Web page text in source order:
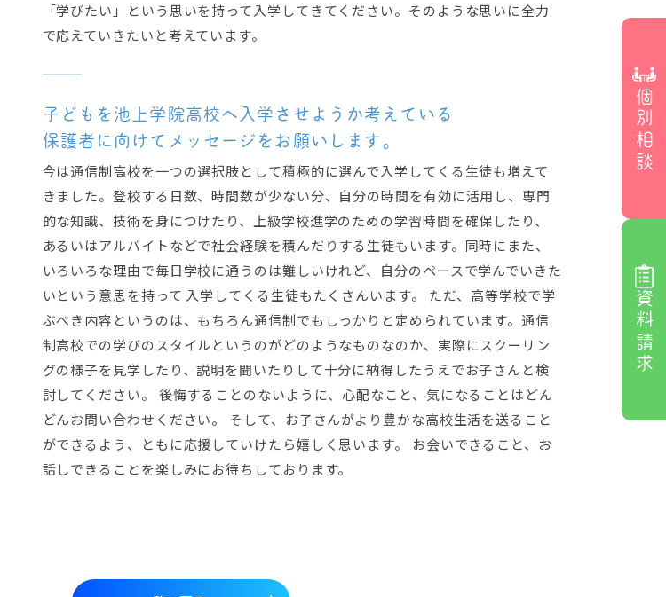
「学びたい」という思いを持って入学してきてください。そのような思いに全力
で応えていきたいと考えています。
子どもを池上学院高校へ入学させようか考えている
保護者に向けてメッセージをお願いします。
今は通信制高校を一つの選択肢として積極的に選んで入学してくる生徒も増えて
きました。登校する日数、時間数が少ない分、自分の時間を有効に活用し、専門
的な知識、技術を身につけたり、上級学校進学のための学習時間を確保したり、
あるいはアルバイトなどで社会経験を積んだりする生徒もいます。同時にまた、
いろいろな理由で毎日学校に通うのは難しいけれど、自分のペースで学んでいきた
いという意思を持って 入学してくる生徒もたくさんいます。 ただ、高等学校で学
ぶべき内容というのは、もちろん通信制でもしっかりと定められています。通信
制高校での学びのスタイルというのがどのようなものなのか、実際にスクーリン
グの様子を見学したり、説明を聞いたりして十分に納得したうえでお子さんと検
討してください。 後悔することのないように、心配なこと、気になることはどん
どんお問い合わせください。 そして、お子さんがより豊かな高校生活を送ること
ができるよう、ともに応援していけたら嬉しく思います。 お会いできること、お
話しできることを楽しみにお待ちしております。
個別相談
資料請求